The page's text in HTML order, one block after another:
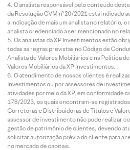
O analista responsável pelo conteúdo
da Resolução CVM nº 20/2021 está indicado
a indicação de mais um analista no relatório,
analista credenciado a ser mencionado no
Os analistas da XP Investimentos estão
todas as regras previstas no Código de
Analista de Valores Mobiliários e na Política
Valores Mobiliários da XP Investimentos.
O atendimento de nossos clientes é
Investimentos ou por assessores de
atividades por meio da XP, em conformidade
178/2023, os quais encontram-se
Corretoras e Distribuidoras de Títulos e
assessor de investimento não pode realizar
gestão de patrimônio de clientes, devendo
solicitar autorização prévia do cliente para a
no mercado de capitais.